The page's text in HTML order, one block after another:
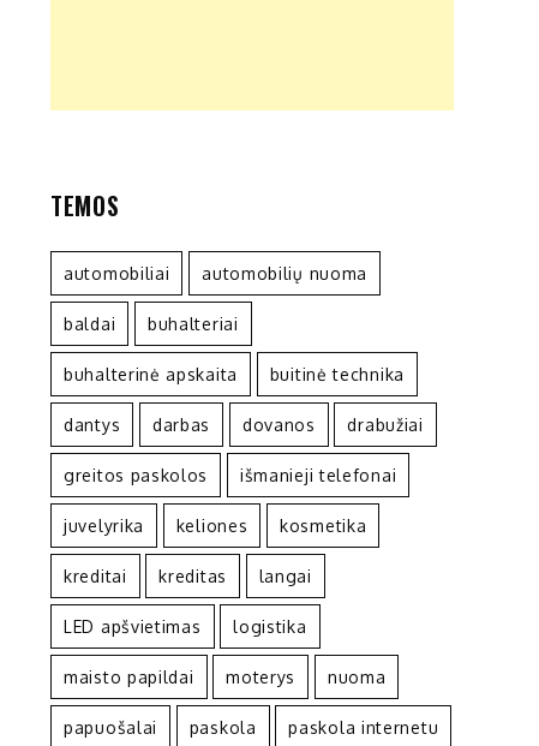
TEMOS
automobiliai automobilių nuoma
baldai buhalteriai
buhalterinė apskaita buitinė technika
dantys darbas dovanos drabužiai
greitos paskolos išmanieji telefonai
juvelyrika keliones kosmetika
kreditai kreditas langai
LED apšvietimas logistika
maisto papildai moterys nuoma
papuošalai paskola paskola internetu